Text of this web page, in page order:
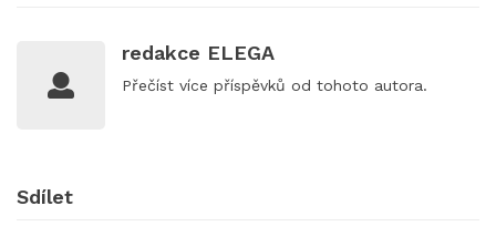
redakce ELEGA
Přečíst více příspěvků od tohoto autora.
Sdílet